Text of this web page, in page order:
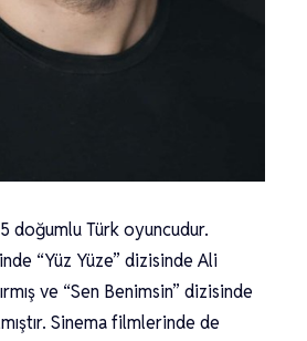
doğumlu Türk oyuncudur.
“Yüz Yüze” dizisinde Ali
ve “Sen Benimsin” dizisinde
Sinema filmlerinde de